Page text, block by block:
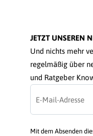
JETZT UNSEREN
Und nichts mehr
regelmäßig über
und Ratgeber
Mit dem Absenden